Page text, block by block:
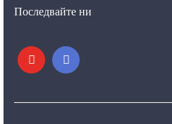
Последвайте ни